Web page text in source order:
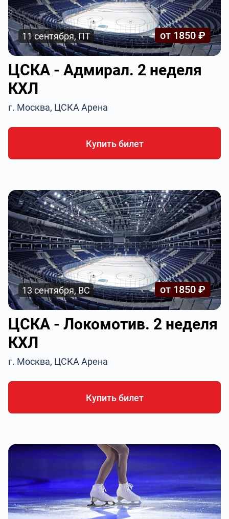
11 сентября, ПТ от 1850 ₽
ЦСКА - Адмирал. 2 неделя
КХЛ
г. Москва, ЦСКА Арена
Купить билет
13 сентября, ВС от 1850 ₽
ЦСКА - Локомотив. 2 неделя
КХЛ
г. Москва, ЦСКА Арена
Купить билет